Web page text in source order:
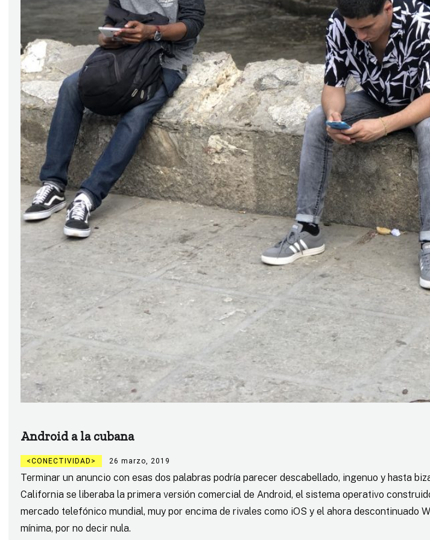
Android a la cubana
CONECTIVIDAD 26 marzo, 2019
Terminar un anuncio con esas dos palabras podría parecer descabellado, ingenuo y hasta
California se liberaba la primera versión comercial de Android, el sistema operativo
mercado telefónico mundial, muy por encima de rivales como iOS y el ahora descontinuado
mínima, por no decir nula.